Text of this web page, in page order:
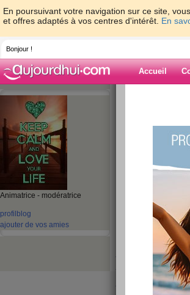
En poursuivant votre navigation sur ce site,
et offres adaptés à vos centres d'intérêt. En
Bonjour !
Accueil
Animatrice - modératrice
profil blog
ajouter de vos amies
Blog
La
Aujourd'hui,
pouvoir faire
Alors zou, je lui